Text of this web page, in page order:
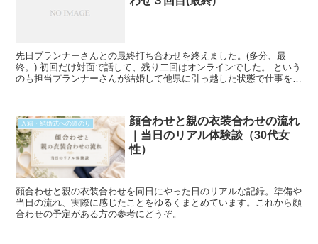
先日プランナーさんとの最終打ち合わせを終えました。(多分、最
終。) 初回だけ対面で話して、残り二回はオンラインでした。 という
のも担当プランナーさんが結婚して他県に引っ越した状態で仕事を続
入籍・結婚式への道のり
顔合わせと親の衣装合わせの流れ
｜当日のリアル体験談（30代女
性）
顔合わせと親の衣装合わせを同日にやった日のリアルな記録。準備や
当日の流れ、実際に感じたことをゆるくまとめています。これから顔
合わせの予定がある方の参考にどうぞ。